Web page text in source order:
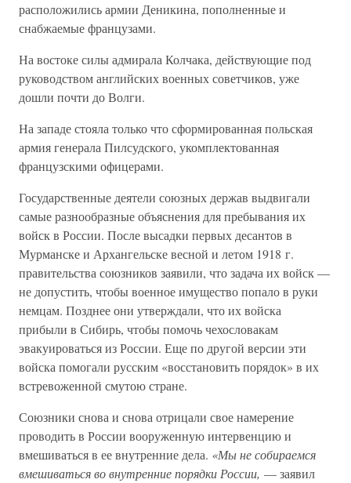
расположились армии Деникина, пополненные и
снабжаемые французами.
На востоке силы адмирала Колчака, действующие под
руководством английских военных советчиков, уже
дошли почти до Волги.
На западе стояла только что сформированная польская
армия генерала Пилсудского, укомплектованная
французскими офицерами.
Государственные деятели союзных держав выдвигали
самые разнообразные объяснения для пребывания их
войск в России. После высадки первых десантов в
Мурманске и Архангельске весной и летом 1918 г.
правительства союзников заявили, что задача их войск —
не допустить, чтобы военное имущество попало в руки
немцам. Позднее они утверждали, что их войска
прибыли в Сибирь, чтобы помочь чехословакам
эвакуироваться из России. Еще по другой версии эти
войска помогали русским «восстановить порядок» в их
встревоженной смутою стране.
Союзники снова и снова отрицали свое намерение
проводить в России вооруженную интервенцию и
вмешиваться в ее внутренние дела. «Мы не собираемся
вмешиваться во внутренние порядки России, — заявил